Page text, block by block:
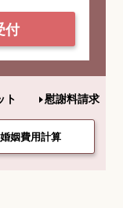
付
ト 慰謝料請求
婚姻費用計算